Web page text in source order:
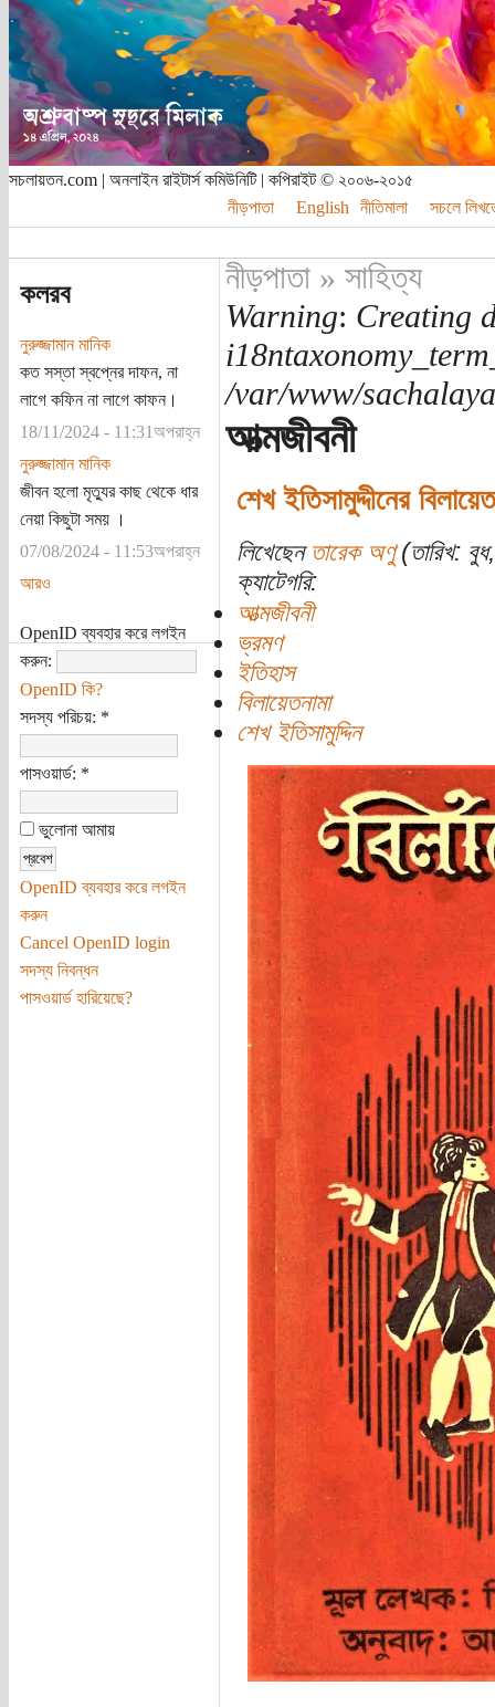
সচলায়তন.com | অনলাইন রাইটার্স কমিউনিটি | কপিরাইট © ২০০৬-২০১৫
নীড়পাতা
English নীতিমালা সচলে
কলরব
নুরুজ্জামান মানিক
কত সস্তা স্বপ্নের দাফন, না
লাগে কফিন না লাগে কাফন।
18/11/2024 - 11:31অপরাহ্ন
নুরুজ্জামান মানিক
জীবন হলো মৃত্যুর কাছ থেকে ধার
নেয়া কিছুটা সময় ।
07/08/2024 - 11:53অপরাহ্ন
আরও
OpenID ব্যবহার করে লগইন
করুন:
OpenID কি?
সদস্য পরিচয়: *
পাসওয়ার্ড: *
ভুলোনা আমায়
OpenID ব্যবহার করে লগইন
করুন
Cancel OpenID login
সদস্য নিবন্ধন
পাসওয়ার্ড হারিয়েছে?
নীড়পাতা» সাহিত্য
Warning: Creating
/var/www/
আত্মজীবনী
শেখ ইতিসামুদ্দীনের
লিখেছেন তারেক অণু(তারিখ:
ক্যাটেগরি:
আত্মজীবনী
ভ্রমণ
ইতিহাস
বিলায়েতনামা
শেখ ইতিসামুদ্দিন